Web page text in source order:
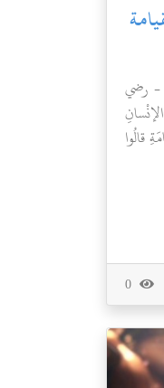
- رضي
قالُوا